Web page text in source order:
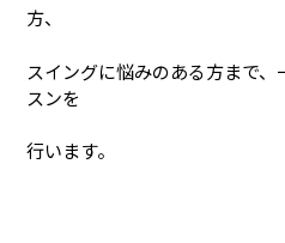
方、
スイングに悩みのある方まで
スンを
行います。